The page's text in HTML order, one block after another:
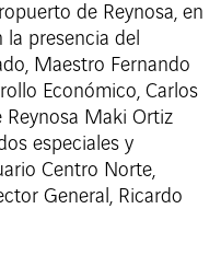
de Reynosa, en
presencia del
Maestro Fernando
Económico, Carlos
Reynosa Maki Ortiz
especiales y
Centro Norte,
General, Ricardo